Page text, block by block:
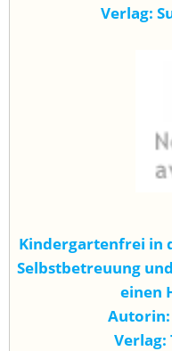
Verlag:
Kindergartenfrei in
Selbstbetreuung
einen
Autorin:
Verlag: